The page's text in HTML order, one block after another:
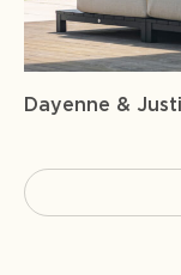
Dayenne &